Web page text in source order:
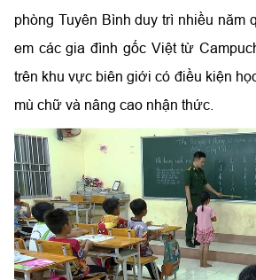
phòng Tuyên Bình duy trì nhiều năm
em các gia đình gốc Việt từ
trên khu vực biên giới có điều kiện
mù chữ và nâng cao nhận thức.